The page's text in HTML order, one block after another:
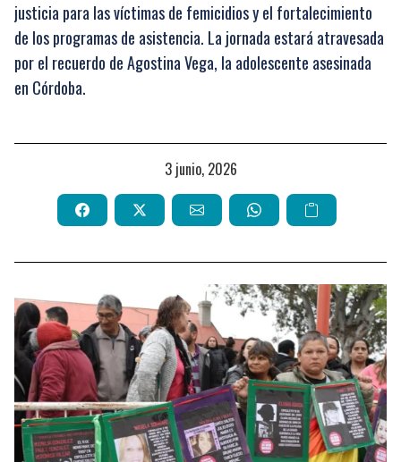
justicia para las víctimas de femicidios y el fortalecimiento
de los programas de asistencia. La jornada estará atravesada
por el recuerdo de Agostina Vega, la adolescente asesinada
en Córdoba.
3 junio, 2026